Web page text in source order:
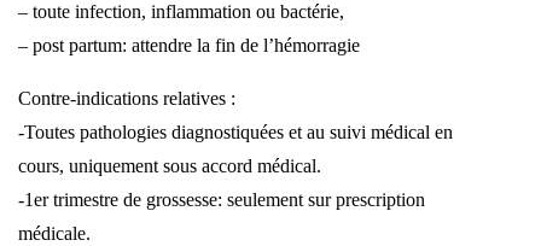
– toute infection, inflammation ou bactérie,
– post partum: attendre la fin de l’hémorragie
Contre-indications relatives :
-Toutes pathologies diagnostiquées et au suivi médical en
cours, uniquement sous accord médical.
-1er trimestre de grossesse: seulement sur prescription
médicale.